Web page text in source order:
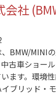
会社
BMW/MINI
古車ショー
ます。環境
ブリッド・